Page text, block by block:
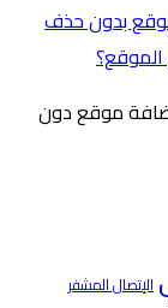
بدون حذف
موقع دون
الإتصال المشفر